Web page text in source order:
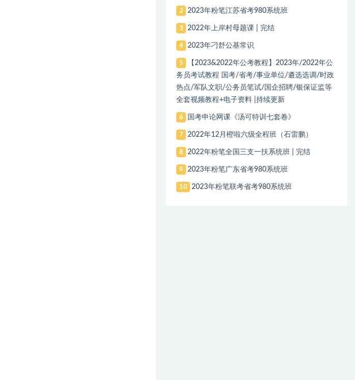
2 2023年粉笔江苏省考980系统班
3 2022年上岸村母题课 | 完结
4 2023年刁舒公基常识
5
【2023&2022年公考教程】2023年/2022年公
务员考试教程 国考/省考/事业单位/遴选选调/时政
热点/军队文职/公务员笔试/国企招聘/银保证监等
全套视频教程+电子资料 |持续更新
6 国考申论网课《汤可特训七套卷》
7 2022年12月橙啦六级全程班（石雷鹏）
8 2022年粉笔全国三支一扶系统班 | 完结
9 2023年粉笔广东省考980系统班
10 2023年粉笔联考省考980系统班